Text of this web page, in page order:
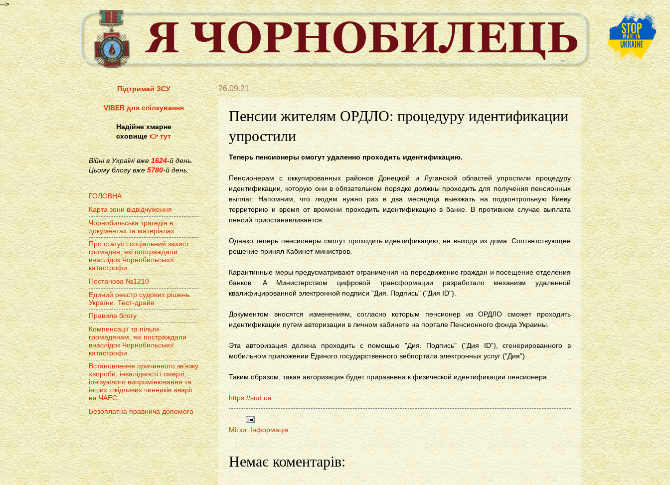
-->
26.09.21
Пенсии жителям ОРДЛО: процедуру идентификации
упростили
Теперь пенсионеры смогут удаленно проходить идентификацию.
Пенсионерам с оккупированных районов Донецкой и Луганской областей упростили процедуру
идентификации, которую они в обязательном порядке должны проходить для получения пенсионных
выплат. Напомним, что людям нужно раз в два месяцяца выезжать на подконтрольную Киеву
территорию и время от времени проходить идентификацию в банке. В противном случае выплата
пенсий приостанавливается.
Однако теперь пенсионеры смогут проходить идентификацию, не выходя из дома. Соответствующее
решение принял Кабинет министров.
Карантинные меры предусматривают ограничения на передвижение граждан и посещение отделения
банков. А Министерством цифровой трансформации разработало механизм удаленной
квалифицированной электронной подписи "Дия. Подпись" ("Дия ID").
Документом вносятся изменениям, согласно которым пенсионер из ОРДЛО сможет проходить
идентификации путем авторизации в личном кабинете на портале Пенсионного фонда Украины.
Эта авторизация должна проходить с помощью "Дия. Подпись" ("Дия ID"), сгенерированного в
мобильном приложении Единого государственного вебпортала электронных услуг ("Дия").
Таким образом, такая авторизация будет приравнена к физической идентификации пенсионера.
https://sud.ua
Мітки: Інформація
Немає коментарів:
ПідтримайЗСУ
VIBERдля спілкування
Надійне хмарне
сховище👉 тут
Війні в Україні вже1624-й день.
Цьому блогу вже 5780-й день.
ГОЛОВНА
Карта зони відвідчуження
Чорнобильська трагедія в
документах та матеріалах
Про статус і соціальний захист
громадян, які постраждали
внаслідок Чорнобильської
катастрофи
Постанова №1210
Единий реєстр судових рішень
України. Тест-драйв
Правила блогу
Компенсації та пільги
громадянам, які постраждали
внаслідок Чорнобильської
катастрофи
Встановлення причинного зв'язку
хвороби, інвалідності і смерті,
іонізуючого випромінювання та
інших шкідливих чинників аварії
на ЧАЕС
Безоплатна правнича допомога